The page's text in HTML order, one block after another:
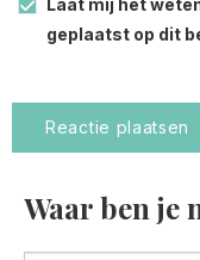
geplaatst op dit
Waar ben je